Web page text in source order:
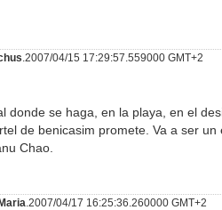
.2007/04/15 17:29:57.559000 GMT+2
donde se haga, en la playa, en el
de benicasim promete. Va a ser
Chao.
Maria .2007/04/17 16:25:36.260000 GMT+2